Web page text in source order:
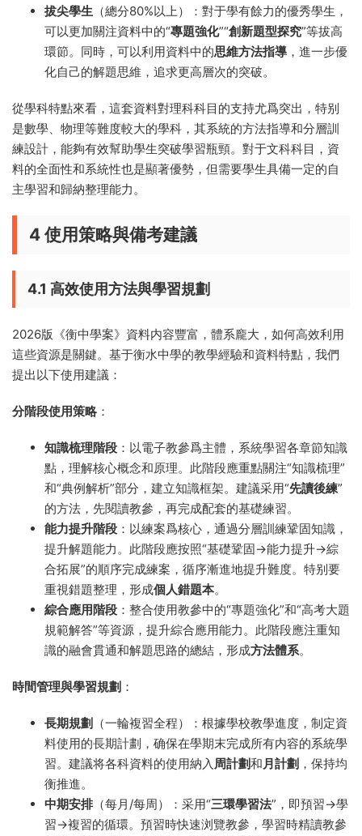
拔尖學生 （總分80%以上）：對于學有餘力的優秀學生，
可以更加關注資料中的“專題強化”“創新題型探究”等拔高
環節。同時，可以利用資料中的思維方法指導 ，進一步優
化自己的解題思維，追求更高層次的突破。
從學科特點來看，這套資料對理科科目的支持尤爲突出，特别
是數學、物理等難度較大的學科，其系統的方法指導和分層訓
練設計，能夠有效幫助學生突破學習瓶頸。對于文科科目，資
料的全面性和系統性也是顯著優勢，但需要學生具備一定的自
主學習和歸納整理能力。
4 使用策略與備考建議
4.1 高效使用方法與學習規劃
2026版《衡中學案》資料内容豐富，體系龐大，如何高效利用
這些資源是關鍵。基于衡水中學的教學經驗和資料特點，我們
提出以下使用建議：
分階段使用策略 ：
知識梳理階段 ：以電子教參爲主體，系統學習各章節知識
點，理解核心概念和原理。此階段應重點關注“知識梳理”
和“典例解析”部分，建立知識框架。建議采用“先讀後練”
的方法，先閱讀教參，再完成配套的基礎練習。
能力提升階段 ：以練案爲核心，通過分層訓練鞏固知識，
提升解題能力。此階段應按照“基礎鞏固→能力提升→綜
合拓展”的順序完成練案，循序漸進地提升難度。特别要
重視錯題整理，形成個人錯題本。
綜合應用階段 ：整合使用教參中的“專題強化”和“高考大題
規範解答”等資源，提升綜合應用能力。此階段應注重知
識的融會貫通和解題思路的總結，形成方法體系。
時間管理與學習規劃 ：
長期規劃
（一輪複習全程）：根據學校教學進度，制定資
料使用的長期計劃，确保在學期末完成所有内容的系統學
習。建議将各科資料的使用納入周計劃和月計劃 ，保持均
衡推進。
中期安排（每月/每周）：采用“三環學習法”，即預習→學
習→複習的循環。預習時快速浏覽教參，學習時精讀教參